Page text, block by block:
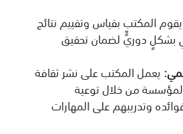
يقوم المكتب بقياس وتقييم نتائج
بشكلٍ دوريٍّ لضمان تحقيق
:يعمل المكتب على نشر ثقافة
من خلال توعية
وتدريبهم على المهارات